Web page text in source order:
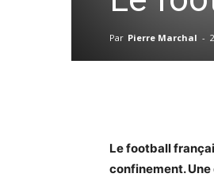
Par Pierre Marchal -
Le football
confinement. Une